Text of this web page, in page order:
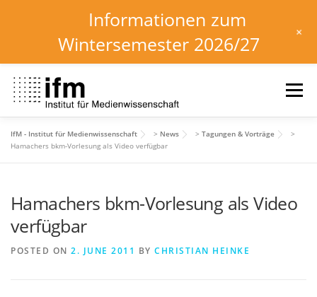
content
Menu
HOME NEWS KALENDER
INSTITUT FORSCHUNG DOWNLOADS
IfM - Institut für Medienwissenschaft > News > Tagungen & Vorträge
>
Hamachers bkm-Vorlesung als Video verfügbar
Hamachers bkm-Vorlesung als Video
verfügbar
POSTED ON 2. JUNE 2011 BY CHRISTIAN HEINKE
Informationen zum
Wintersemester 2026/27
+